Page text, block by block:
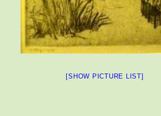
[SHOW PICTURE LIST]